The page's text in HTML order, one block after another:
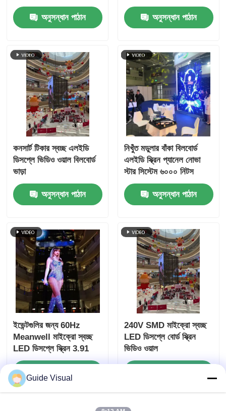
অনুসন্ধান পাঠান অনুসন্ধান পাঠান
কনসার্ট টিকার স্বচ্ছ এলইডি
ডিসপ্লে ভিডিও ওয়াল বিলবোর্ড
ভাড়া
অনুসন্ধান পাঠান
নিখুঁত মডুলার বাঁকা বিলবোর্ড
এলইডি স্ক্রিন প্যানেল নোভা
স্টার সিস্টেম ৬০০০ নিটস
অনুসন্ধান পাঠান
ইভেন্টগুলির জন্য 60Hz
Meanwell মাইক্রো স্বচ্ছ
LED ডিসপ্লে স্ক্রিন 3.91
মিমি
240V SMD মাইক্রো স্বচ্ছ
LED ডিসপ্লে বোর্ড স্ক্রিন
ভিডিও ওয়াল
Guide Visual